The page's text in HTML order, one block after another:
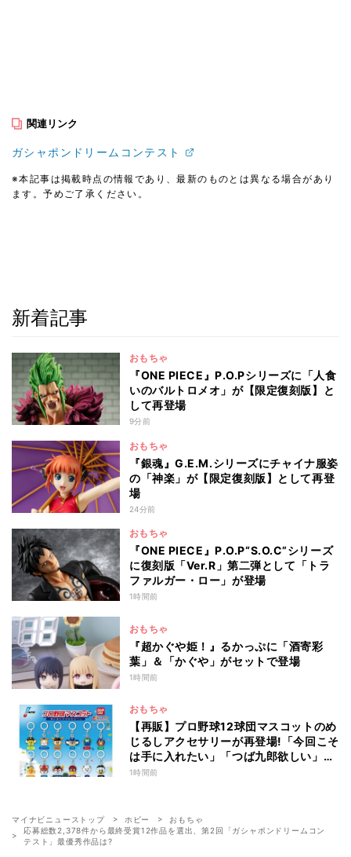
関連リンク
ガシャポンドリームコンテスト
※本記事は掲載時点の情報であり、最新のものとは異なる場合があり
ます。予めご了承ください。
新着記事
おもちゃ
『ONE PIECE』P.O.Pシリーズに「人食
いのバルトロメオ」が【限定復刻版】と
して再登場
9分前
おもちゃ
『銀魂』G.E.M.シリーズにチャイナ服姿
の「神楽」が【限定復刻版】として再登
場
24分前
おもちゃ
『ONE PIECE』P.O.P“S.O.C”シリーズ
に復刻版「Ver.R」第二弾として「トラ
ファルガー・ロー」が登場
1時間前
おもちゃ
『超かぐや姫！』るかっぷに「酒寄彩
葉」＆「かぐや」がセットで登場
1時間前
おもちゃ
【再販】プロ野球12球団マスコットのめ
じるしアクセサリーが再登場!「今回こそ
は手に入れたい」「つば九郎欲しい」と
話題
1時間前
マイナビニューストップ ホビー
おもちゃ
応募総数2,378件から最終受賞12作品を選出、第2回「ガシャポンドリームコン
テスト」最優秀作品は?